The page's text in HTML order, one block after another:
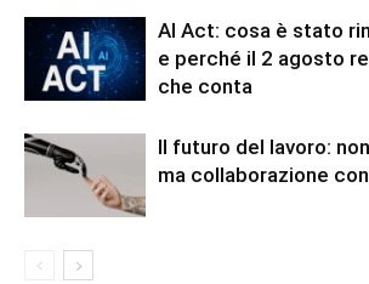
AI Act: cosa è stato
e perché il 2 agosto
che conta
Il futuro del lavoro:
ma collaborazione con